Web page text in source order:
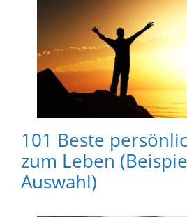
101 Beste
zum Leben
Auswahl)